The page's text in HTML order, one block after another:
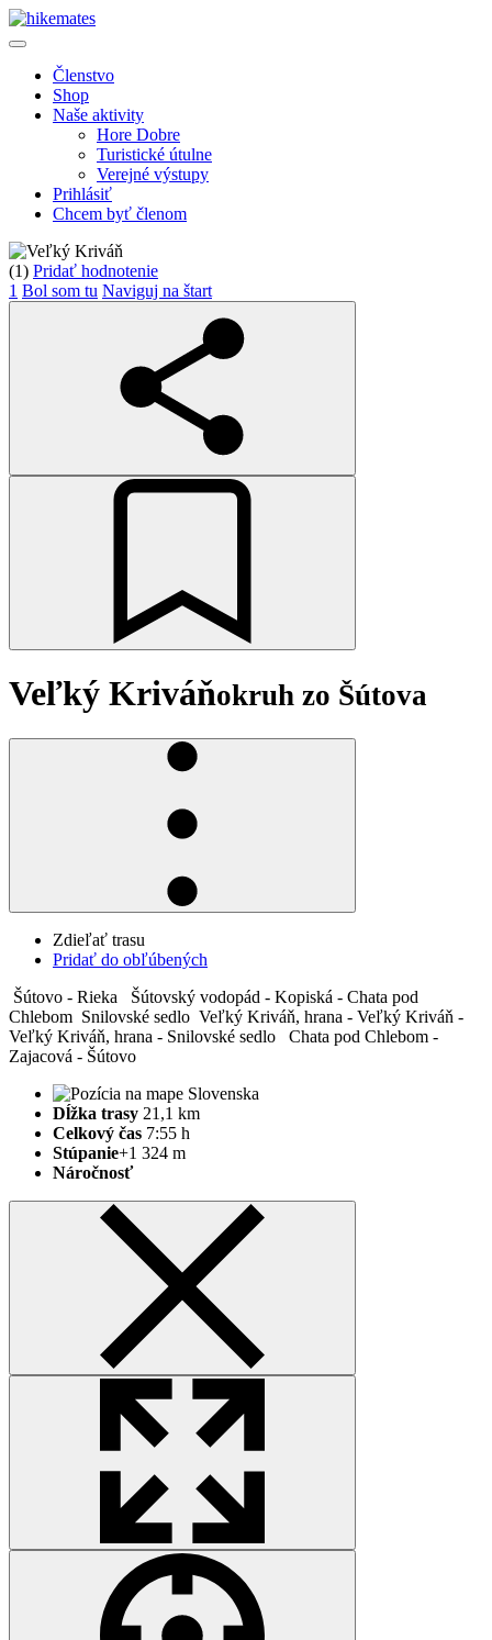
Členstvo
Shop
Naše aktivity
Hore Dobre
Turistické útulne
Verejné výstupy
Prihlásiť
Chcem byť členom
(1) Pridať hodnotenie
1 Bol som tu Naviguj na štart
Veľký Kriváňokruh zo Šútova
Zdieľať trasu
Pridať do obľúbených
Šútovo - Rieka
Šútovský vodopád - Kopiská - Chata pod
Chlebom Snilovské sedlo Veľký Kriváň, hrana - Veľký Kriváň -
Veľký Kriváň, hrana - Snilovské sedlo
Chata pod Chlebom -
Zajacová - Šútovo
Dĺžka trasy 21,1 km
Celkový čas 7:55 h
Stúpanie+1 324 m
Náročnosť